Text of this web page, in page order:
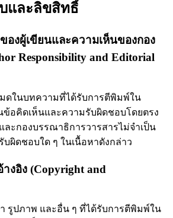
และลิขสิทธิ์
องผู้เขียนและความเห็นของกอง
Responsibility and Editorial
ดในบทความที่ได้รับการตีพิมพ์ใน
ข้อคิดเห็นและความรับผิดชอบโดยตรง
ะกองบรรณาธิการวารสารไม่จำเป็น
บผิดชอบใด ๆ ในเนื้อหาดังกล่าว
งอิง (Copyright and
รูปภาพ และอื่น ๆ ที่ได้รับการตีพิมพ์ใน